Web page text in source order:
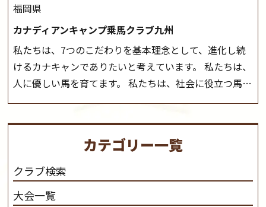
福岡県
カナディアンキャンプ乗馬クラブ九州
私たちは、7つのこだわりを基本理念として、進化し続
けるカナキャンでありたいと考えています。 私たちは、
人に優しい馬を育てます。 私たちは、社会に役立つ馬を
生産します。 私たちは、馬や人々に癒しとなる環境を守
さと魅力を追求します。 私たちは、馬の品種と血統にこ
だわります。 私たちは、乗用馬の質の向上を目指し、生
産･育成･調教を一貫して行います。カナディアンキャ
ンプ乗馬クラブ九州のツアー情報はこちら
カテゴリー一覧
クラブ検索
大会一覧